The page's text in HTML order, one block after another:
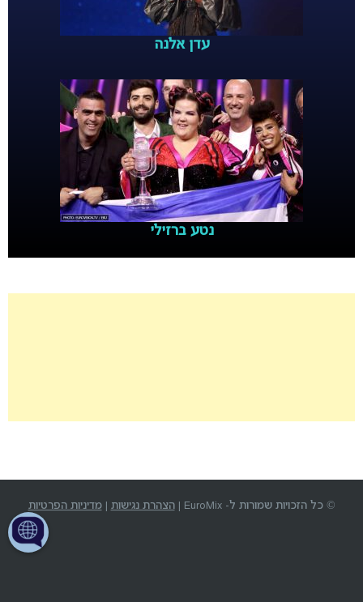
עדן אלנה
נטע ברזילי
© כל הזכויות שמורות ל- EuroMix | הצהרת נגישות |מדיניות הפרטיות